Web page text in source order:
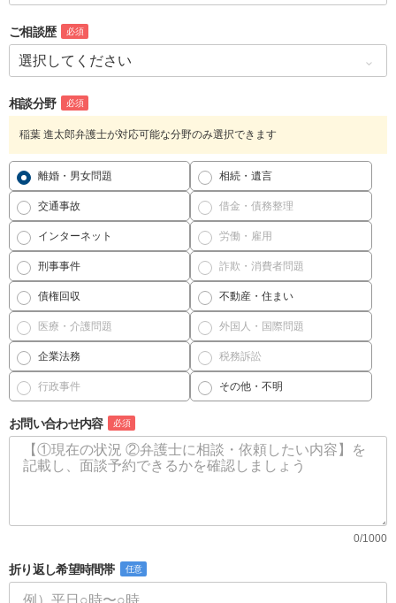
ご相談歴 必須
相談分野 必須
稲葉 進太郎弁護士が対応可能な分野のみ選択できます
離婚・男女問題 相続・遺言
交通事故 借金・債務整理
インターネット 労働・雇用
刑事事件 詐欺・消費者問題
債権回収 不動産・住まい
医療・介護問題 外国人・国際問題
企業法務 税務訴訟
行政事件 その他・不明
お問い合わせ内容 必須
0/1000
折り返し希望時間帯 任意